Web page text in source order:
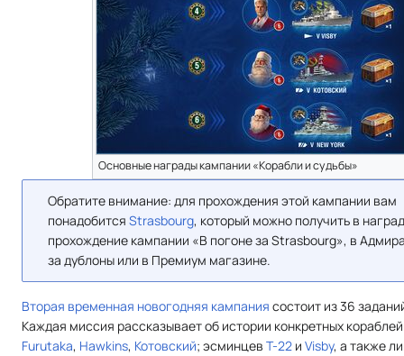
Основные награды кампании «Корабли и судьбы»
Обратите внимание: для прохождения этой кампании вам
понадобится Strasbourg, который можно получить в
прохождение кампании «В погоне за Strasbourg», в
за дублоны или в Премиум магазине.
Вторая временная новогодняя кампания состоит из 36
Каждая миссия рассказывает об истории конкретных
Furutaka, Hawkins, Котовский; эсминцев T-22 и Visby, а также